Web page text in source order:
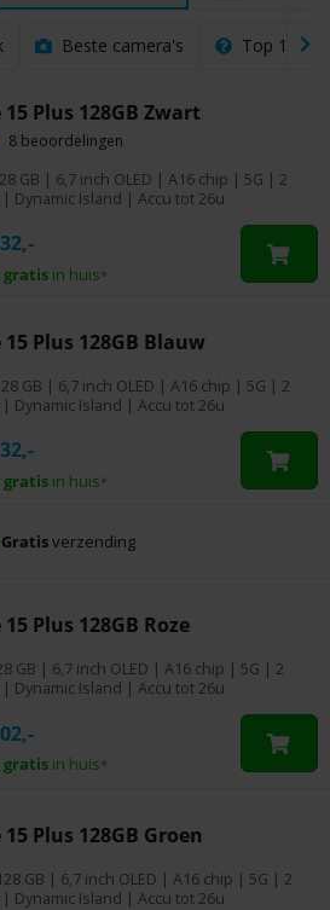
Beste camera's Top 10
Plus 128GB Zwart
8 beoordelingen
GB | 6,7 inch OLED | A16 chip | 5G | 2
Dynamic Island | Accu tot 26u
gratis in huis*
Plus 128GB Blauw
GB | 6,7 inch OLED | A16 chip | 5G | 2
Dynamic Island | Accu tot 26u
gratis in huis*
Plus 128GB Roze
GB | 6,7 inch OLED | A16 chip | 5G | 2
Dynamic Island | Accu tot 26u
gratis in huis*
Altijd een simlockvrij toestel
Plus 128GB Groen
GB | 6,7 inch OLED | A16 chip | 5G | 2
Dynamic Island | Accu tot 26u